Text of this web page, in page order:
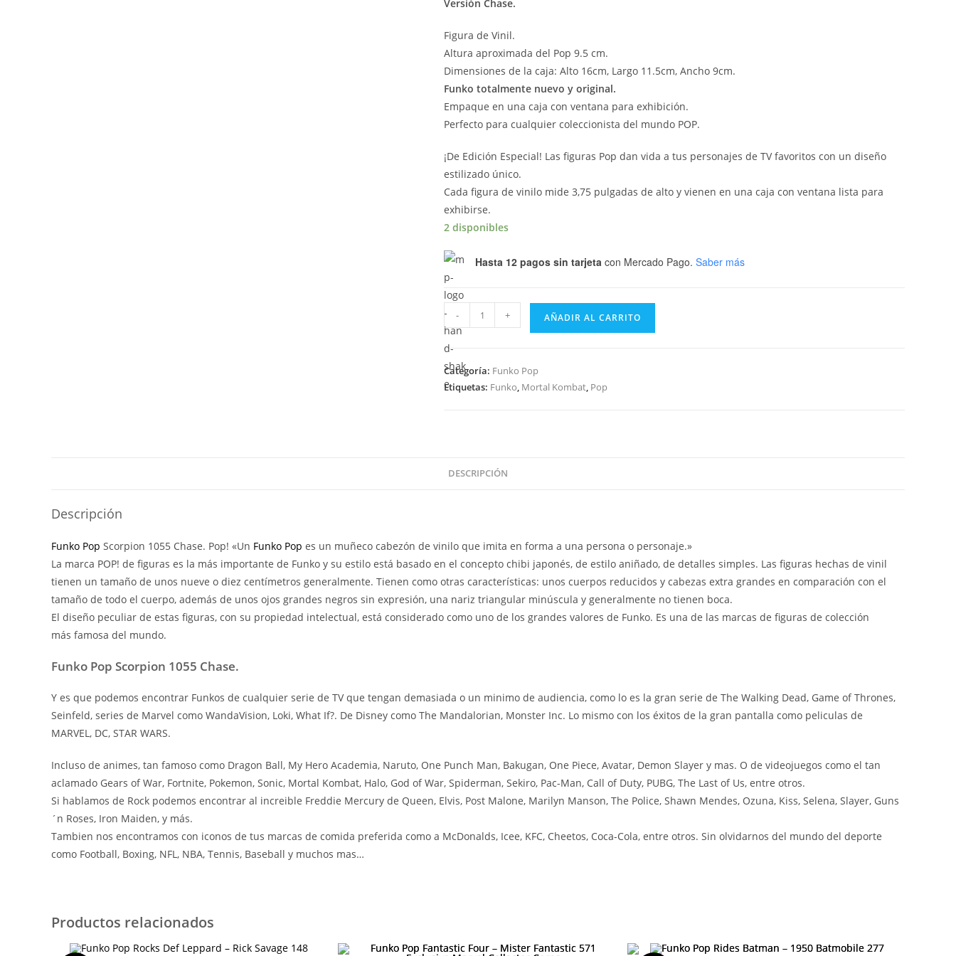
Versión Chase.
Figura de Vinil.
Altura aproximada del Pop 9.5 cm.
Dimensiones de la caja: Alto 16cm, Largo 11.5cm, Ancho 9cm.
Funko totalmente nuevo y original.
Empaque en una caja con ventana para exhibición.
Perfecto para cualquier coleccionista del mundo POP.
¡De Edición Especial! Las figuras Pop dan vida a tus personajes de TV favoritos con un diseño
estilizado único.
Cada figura de vinilo mide 3,75 pulgadas de alto y vienen en una caja con ventana lista para
exhibirse.
2 disponibles
Hasta 12 pagos sin tarjeta con Mercado Pago. Saber más
Funko
Pop
Mortal
Kombat
Scorpion
- + AÑADIR AL CARRITO
Categoría: Funko Pop
Etiquetas: Funko, Mortal Kombat, Pop
DESCRIPCIÓN
Descripción
Funko Pop Scorpion 1055 Chase. Pop! «Un Funko Pop es un muñeco cabezón de vinilo que imita en forma a una persona o personaje.»
La marca POP! de figuras es la más importante de Funko y su estilo está basado en el concepto chibi japonés, de estilo aniñado, de detalles simples. Las figuras hechas de vinil
tienen un tamaño de unos nueve o diez centímetros generalmente. Tienen como otras características: unos cuerpos reducidos y cabezas extra grandes en comparación con el
tamaño de todo el cuerpo, además de unos ojos grandes negros sin expresión, una nariz triangular minúscula y generalmente no tienen boca.
El diseño peculiar de estas figuras, con su propiedad intelectual, está considerado como uno de los grandes valores de Funko. Es una de las marcas de figuras de colección
más famosa del mundo.
Funko Pop Scorpion 1055 Chase.
Y es que podemos encontrar Funkos de cualquier serie de TV que tengan demasiada o un minimo de audiencia, como lo es la gran serie de The Walking Dead, Game of Thrones,
Seinfeld, series de Marvel como WandaVision, Loki, What If?. De Disney como The Mandalorian, Monster Inc. Lo mismo con los éxitos de la gran pantalla como peliculas de
MARVEL, DC, STAR WARS.
Incluso de animes, tan famoso como Dragon Ball, My Hero Academia, Naruto, One Punch Man, Bakugan, One Piece, Avatar, Demon Slayer y mas. O de videojuegos como el tan
aclamado Gears of War, Fortnite, Pokemon, Sonic, Mortal Kombat, Halo, God of War, Spiderman, Sekiro, Pac-Man, Call of Duty, PUBG, The Last of Us, entre otros.
Si hablamos de Rock podemos encontrar al increible Freddie Mercury de Queen, Elvis, Post Malone, Marilyn Manson, The Police, Shawn Mendes, Ozuna, Kiss, Selena, Slayer, Guns
´n Roses, Iron Maiden, y más.
Tambien nos encontramos con iconos de tus marcas de comida preferida como a McDonalds, Icee, KFC, Cheetos, Coca-Cola, entre otros. Sin olvidarnos del mundo del deporte
como Football, Boxing, NFL, NBA, Tennis, Baseball y muchos mas…
Productos relacionados